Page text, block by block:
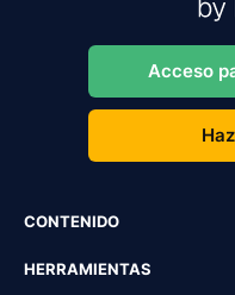
Acceso
CONTENIDO
HERRAMIENTAS